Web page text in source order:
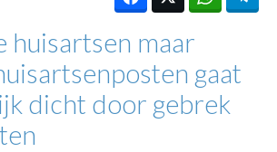
huisartsen maar
gaat
dicht door gebrek